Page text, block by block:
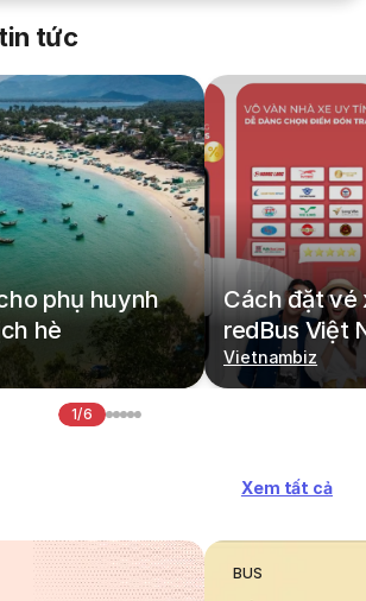
tức
phụ huynh
hè
Cách đặt vé
redBus Việt
Vietnambiz
1/6
Xem tất cả
BUS